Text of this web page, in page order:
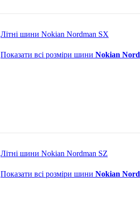
Літні шини Nokian Nordman SX
Показати всі розміри шини Nokian
Літні шини Nokian Nordman SZ
Показати всі розміри шини Nokian